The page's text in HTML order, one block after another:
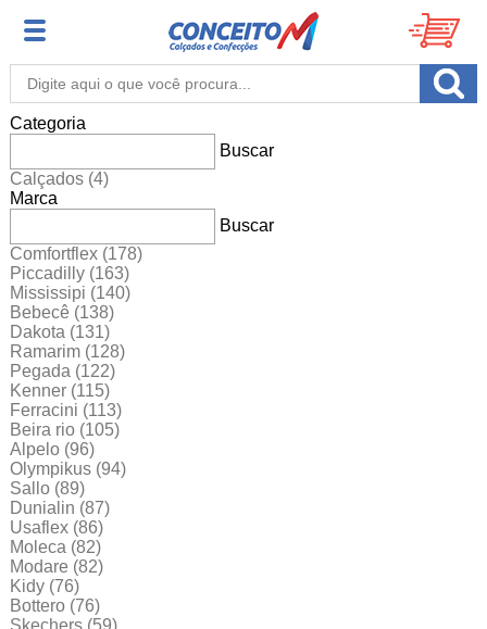
Categoria
Buscar
Calçados (4)
Marca
Buscar
Comfortflex (178)
Piccadilly (163)
Mississipi (140)
Bebecê (138)
Dakota (131)
Ramarim (128)
Pegada (122)
Kenner (115)
Ferracini (113)
Beira rio (105)
Alpelo (96)
Olympikus (94)
Sallo (89)
Dunialin (87)
Usaflex (86)
Moleca (82)
Modare (82)
Kidy (76)
Bottero (76)
Skechers (59)